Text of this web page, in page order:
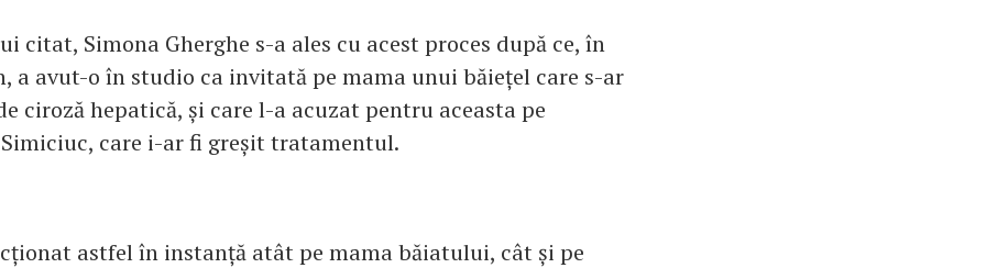
citat, Simona Gherghe s-a ales cu acest proces după ce, în
a avut-o în studio ca invitată pe mama unui băiețel care s-ar
ciroză hepatică, și care l-a acuzat pentru aceasta pe
care i-ar fi greșit tratamentul.
astfel în instanță atât pe mama băiatului, cât și pe